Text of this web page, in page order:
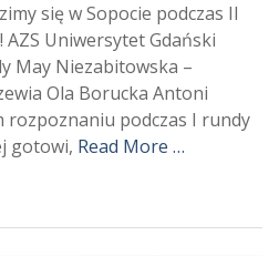
się w Sopocie podczas II
Uniwersytet Gdański
May Niezabitowska –
Ola Borucka Antoni
rozpoznaniu podczas I rundy
gotowi, Read More …